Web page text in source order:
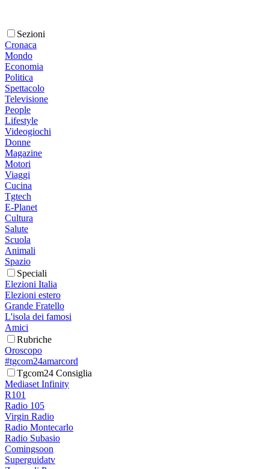
Sezioni
Cronaca
Mondo
Economia
Politica
Spettacolo
Televisione
People
Lifestyle
Videogiochi
Donne
Magazine
Motori
Viaggi
Cucina
Tgtech
E-Planet
Cultura
Salute
Scuola
Animali
Spazio
Speciali
Elezioni Italia
Elezioni estero
Grande Fratello
L'isola dei famosi
Amici
Rubriche
Oroscopo
#tgcom24amarcord
Tgcom24 Consiglia
Mediaset Infinity
R101
Radio 105
Virgin Radio
Radio Montecarlo
Radio Subasio
Comingsoon
Superguidatv